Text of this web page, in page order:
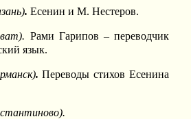
. Есенин и М. Нестеров.
Рами Гарипов – переводчик
язык.
. Переводы стихов Есенина